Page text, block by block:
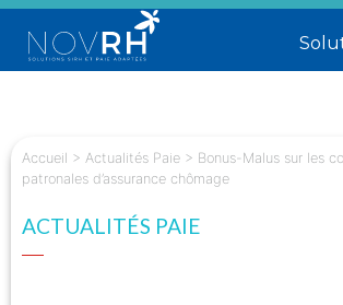
Accueil > Actualités Paie > Bonus-Malus sur les
patronales d’assurance chômage
ACTUALITÉS PAIE